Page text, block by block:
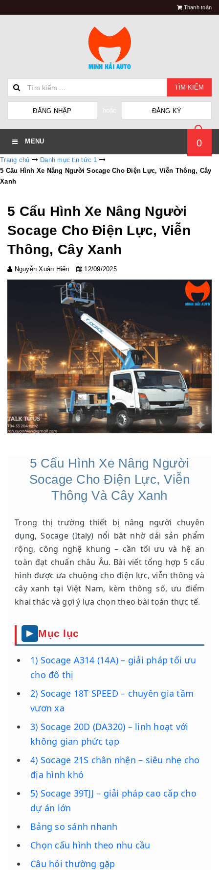
Thanh toán
TÌM KIẾM
ĐĂNG NHẬP hoặc ĐĂNG KÝ
MENU 0
Trang chủ
Danh mục tin tức 1
5 Cấu Hình Xe Nâng Người Socage Cho Điện Lực, Viễn Thông, Cây
Xanh
5 Cấu Hình Xe Nâng Người
Socage Cho Điện Lực, Viễn
Thông, Cây Xanh
Nguyễn Xuân Hiến 12/09/2025
5 Cấu Hình Xe Nâng Người
Socage Cho Điện Lực, Viễn
Thông Và Cây Xanh
Trong thị trường thiết bị nâng người chuyên
dụng, Socage (Italy) nổi bật nhờ dải sản phẩm
rộng, công nghệ khung – cần tối ưu và hệ an
toàn đạt chuẩn châu Âu. Bài viết tổng hợp 5 cấu
hình được ưa chuộng cho điện lực, viễn thông và
cây xanh tại Việt Nam, kèm thông số, ưu điểm
khai thác và gợi ý lựa chọn theo bài toán thực tế.
Mục lục
1) Socage A314 (14A) – giải pháp tối ưu
cho đô thị
2) Socage 18T SPEED – chuyên gia tầm
vươn xa
3) Socage 20D (DA320) – linh hoạt với
không gian phức tạp
4) Socage 21S chân nhện – siêu nhẹ cho
địa hình khó
5) Socage 39TJJ – giải pháp cao cấp cho
dự án lớn
Bảng so sánh nhanh
Chọn cấu hình theo nhu cầu
Câu hỏi thường gặp